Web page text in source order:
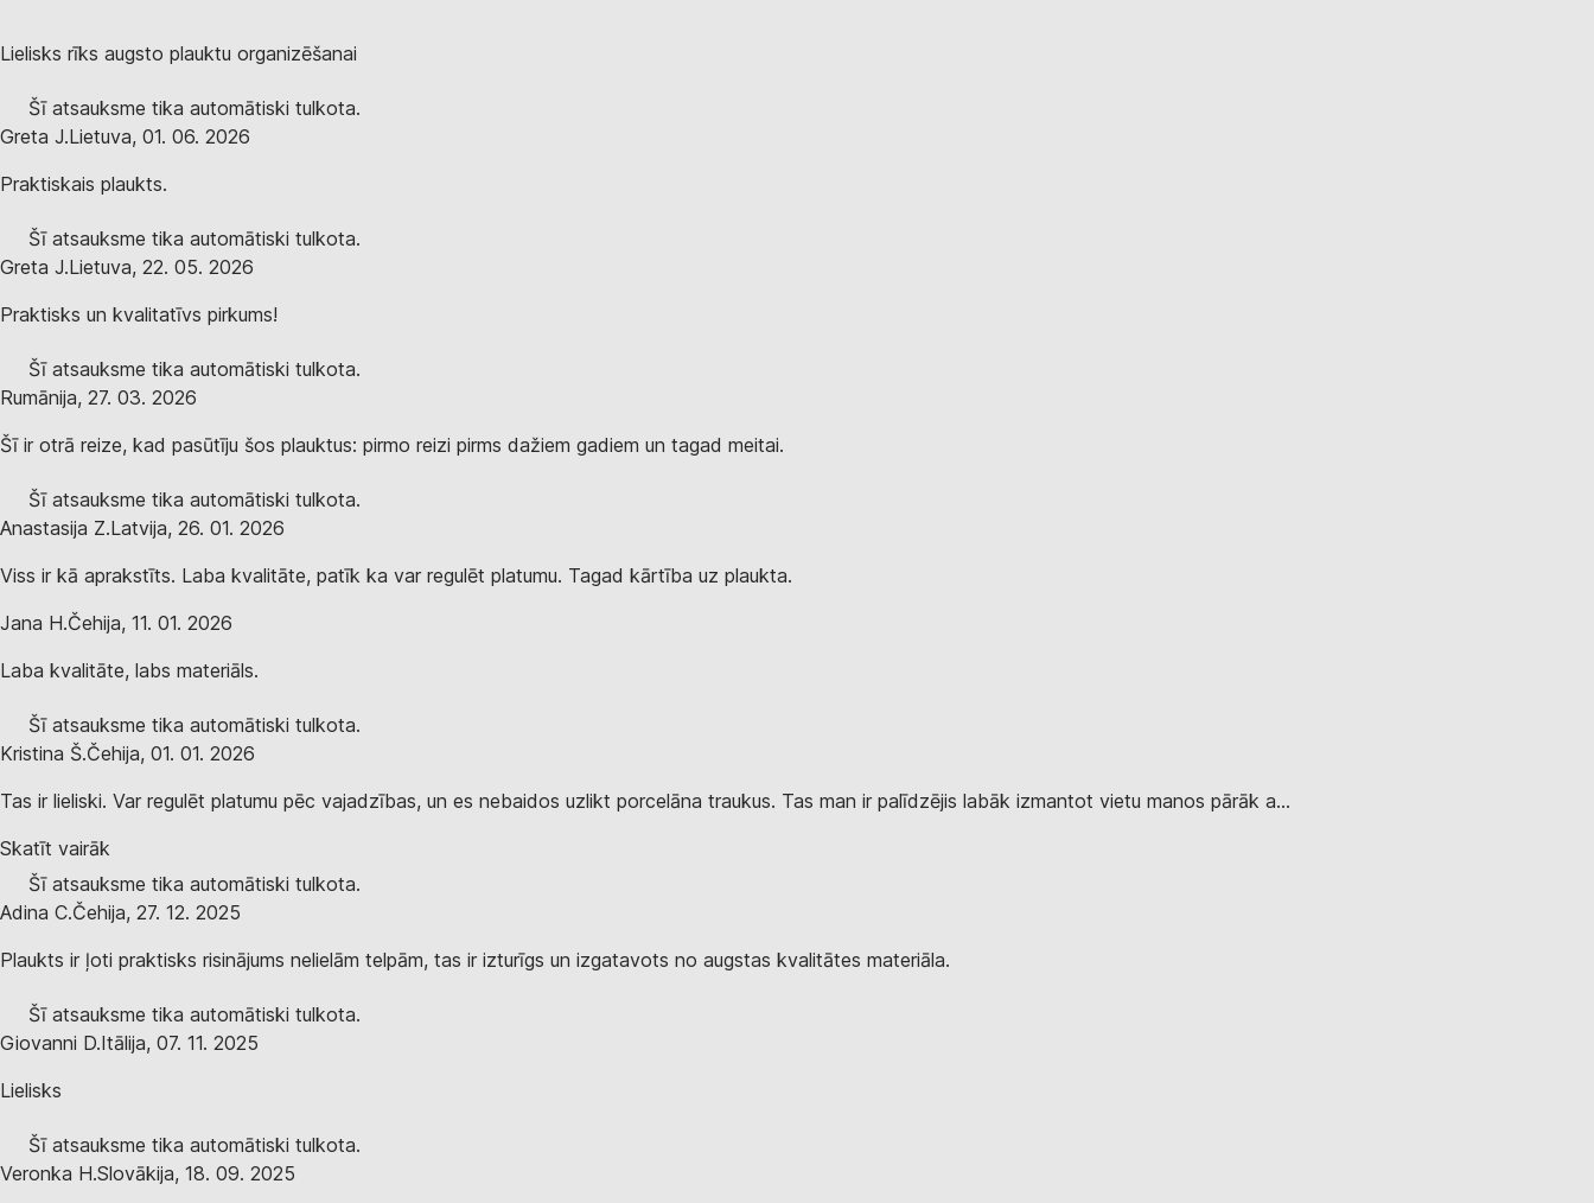
Lielisks rīks augsto plauktu organizēšanai
Šī atsauksme tika automātiski tulkota.
Greta J.Lietuva, 01. 06. 2026
Praktiskais plaukts.
Šī atsauksme tika automātiski tulkota.
Greta J.Lietuva, 22. 05. 2026
Praktisks un kvalitatīvs pirkums!
Šī atsauksme tika automātiski tulkota.
Rumānija, 27. 03. 2026
Šī ir otrā reize, kad pasūtīju šos plauktus: pirmo reizi pirms dažiem gadiem un tagad meitai.
Šī atsauksme tika automātiski tulkota.
Anastasija Z.Latvija, 26. 01. 2026
Viss ir kā aprakstīts. Laba kvalitāte, patīk ka var regulēt platumu. Tagad kārtība uz plaukta.
Jana H.Čehija, 11. 01. 2026
Laba kvalitāte, labs materiāls.
Šī atsauksme tika automātiski tulkota.
Kristina Š.Čehija, 01. 01. 2026
Tas ir lieliski. Var regulēt platumu pēc vajadzības, un es nebaidos uzlikt porcelāna traukus. Tas man ir palīdzējis labāk izmantot vietu manos pārāk a...
Skatīt vairāk
Šī atsauksme tika automātiski tulkota.
Adina C.Čehija, 27. 12. 2025
Plaukts ir ļoti praktisks risinājums nelielām telpām, tas ir izturīgs un izgatavots no augstas kvalitātes materiāla.
Šī atsauksme tika automātiski tulkota.
Giovanni D.Itālija, 07. 11. 2025
Lielisks
Šī atsauksme tika automātiski tulkota.
Veronka H.Slovākija, 18. 09. 2025